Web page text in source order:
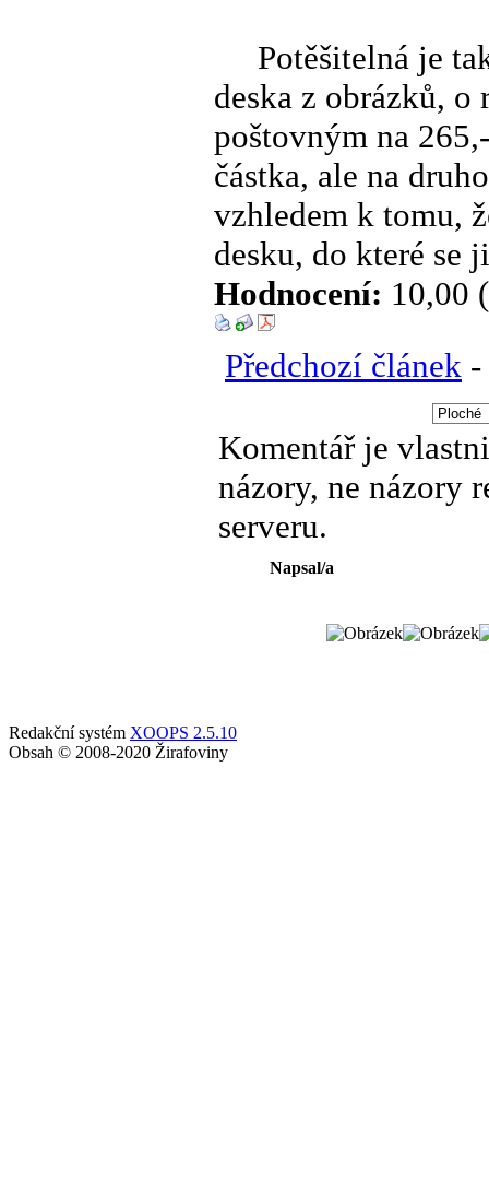
Potěšitelná je
deska z obrázků,
poštovným na
částka, ale na
vzhledem k tomu,
desku, do které se
Hodnocení: 10,00
Předchozí článek -
Komentář je
názory, ne názory
serveru.
Napsal/a
Redakční systém XOOPS 2.5.10
Obsah © 2008-2020 Žirafoviny